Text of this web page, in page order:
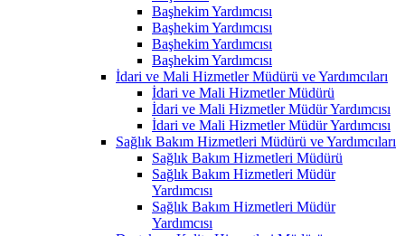
Başhekim Yardımcısı
Başhekim Yardımcısı
Başhekim Yardımcısı
Başhekim Yardımcısı
İdari ve Mali Hizmetler Müdürü ve Yardımcıları
İdari ve Mali Hizmetler Müdürü
İdari ve Mali Hizmetler Müdür Yardımcısı
İdari ve Mali Hizmetler Müdür Yardımcısı
Sağlık Bakım Hizmetleri Müdürü ve Yardımcıları
Sağlık Bakım Hizmetleri Müdürü
Sağlık Bakım Hizmetleri Müdür
Yardımcısı
Sağlık Bakım Hizmetleri Müdür
Yardımcısı